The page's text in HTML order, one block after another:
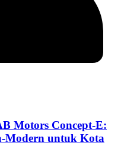
Motors Concept-E:
Modern untuk Kota